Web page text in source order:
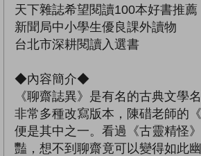
天下雜誌希望閱讀100本好書推薦
新聞局中小學生優良課外讀物
台北市深耕閱讀入選書
◆內容簡介◆
《聊齋誌異》是有名的古典文學
非常多種改寫版本，陳碏老師的
便是其中之一。看過《古靈精怪
豔，想不到聊齋竟可以變得如此